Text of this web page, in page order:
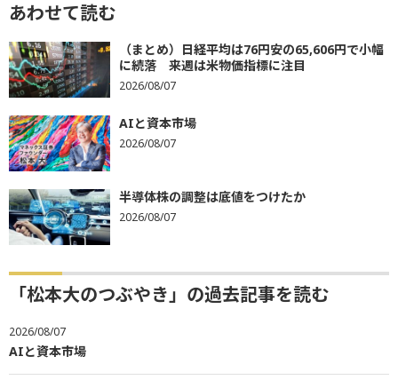
あわせて読む
（まとめ）日経平均は76円安の65,606円で小幅
に続落 来週は米物価指標に注目
2026/08/07
AIと資本市場
2026/08/07
半導体株の調整は底値をつけたか
2026/08/07
「松本大のつぶやき」の過去記事を読む
2026/08/07
AIと資本市場